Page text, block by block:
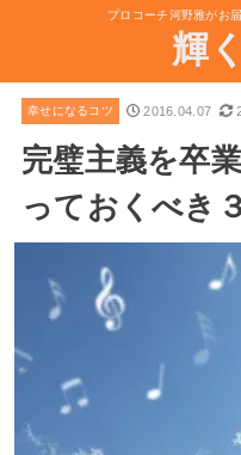
プロコーチ河野雅がお
輝
幸せになるコツ 2016.04.07
完璧主義を卒
っておくべき